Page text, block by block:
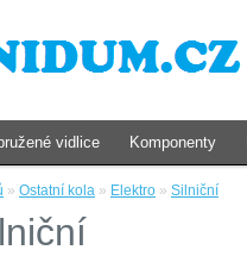
» Ostatní kola » Elektro » Silniční
vidlice Komponenty